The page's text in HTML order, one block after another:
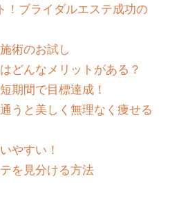
！ブライダルエステ成功の
術のお試し
どんなメリットがある？
期間で目標達成！
うと美しく無理なく痩せる
やすい！
を見分ける方法